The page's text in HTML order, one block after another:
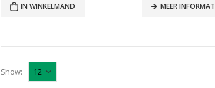
IN WINKELMAND MEER
Show: